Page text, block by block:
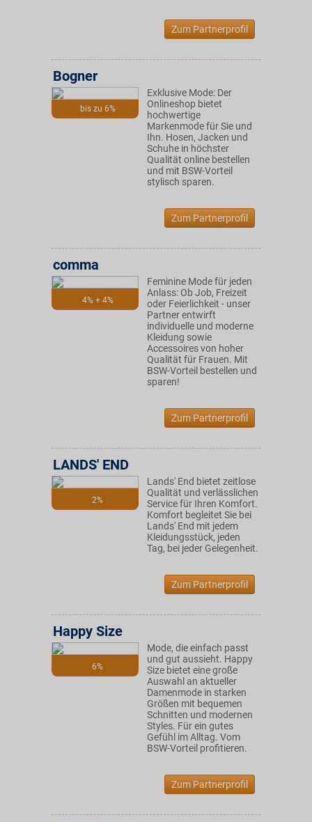
Zum Partnerprofil
bis zu 6%
Bogner
Exklusive Mode: Der
Onlineshop bietet
hochwertige
Markenmode für Sie und
Ihn. Hosen, Jacken und
Schuhe in höchster
Qualität online bestellen
und mit BSW-Vorteil
stylisch sparen.
Zum Partnerprofil
4% + 4%
comma
Feminine Mode für jeden
Anlass: Ob Job, Freizeit
oder Feierlichkeit - unser
Partner entwirft
individuelle und moderne
Kleidung sowie
Accessoires von hoher
Qualität für Frauen. Mit
BSW-Vorteil bestellen und
sparen!
Zum Partnerprofil
2%
LANDS' END
Lands' End bietet zeitlose
Qualität und verlässlichen
Service für Ihren Komfort.
Komfort begleitet Sie bei
Lands' End mit jedem
Kleidungsstück, jeden
Tag, bei jeder Gelegenheit.
Zum Partnerprofil
6%
Happy Size
Mode, die einfach passt
und gut aussieht. Happy
Size bietet eine große
Auswahl an aktueller
Damenmode in starken
Größen mit bequemen
Schnitten und modernen
Styles. Für ein gutes
Gefühl im Alltag. Vom
BSW-Vorteil profitieren.
Zum Partnerprofil